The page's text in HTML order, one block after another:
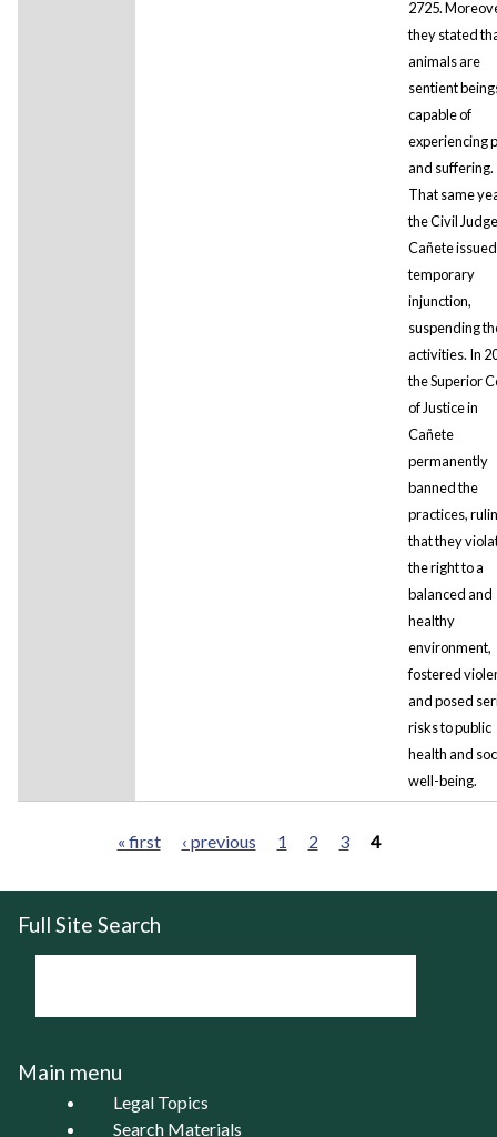
2725.
they stated
animals are
sentient
capable of
experiencing
and suffering.
That same
the Civil
Cañete
temporary
injunction,
suspending
activities. In
the Superior
of Justice in
Cañete
permanently
banned the
practices,
that they
the right to a
balanced and
healthy
environment,
fostered
and posed
risks to public
health and
well-being.
Pages
« first ‹ previous 1 2 3 4
Full Site Search
Main menu
Legal Topics
Search Materials